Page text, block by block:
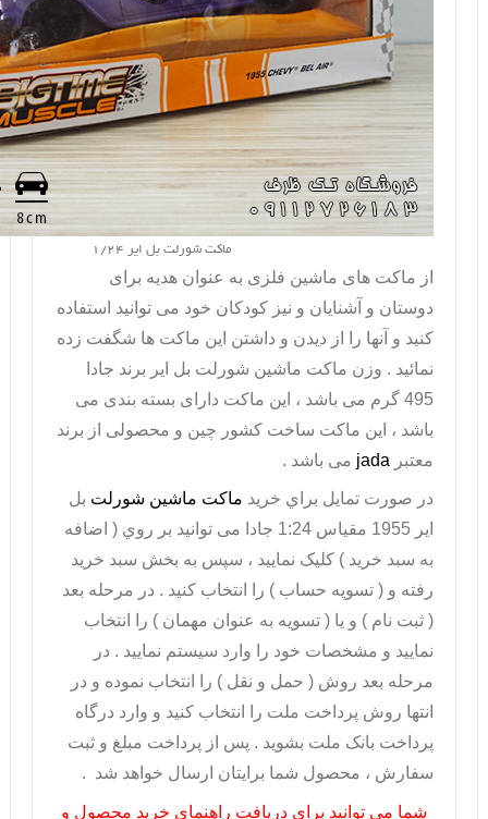
ماکت شورلت بل ایر 1/24
از ماکت های ماشین فلزی به عنوان هدیه برای
دوستان و آشنایان و نیز کودکان خود می توانید استفاده
کنید و آنها را از دیدن و داشتن این ماکت ها شگفت زده
نمائید . وزن ماکت ماشین شورلت بل ایر برند جادا
495 گرم می باشد ، این
ماکت دارای بسته بندی می
باشد ، این ماکت ساخت کشور چین و محصولی از برند
معتبر jada می باشد .
در صورت تمايل براي خريد ماکت ماشین شورلت بل
ایر 1955 مقیاس 1:24 جادا می توانيد بر روي ( اضافه
به سبد خريد ) کليک نماييد ، سپس به بخش سبد خريد
رفته و ( تسويه حساب ) را انتخاب کنيد . در مرحله بعد
( ثبت نام ) و يا ( تسويه به عنوان مهمان ) را انتخاب
نماييد و مشخصات خود را وارد سيستم نماييد . در
مرحله بعد روش ( حمل و نقل ) را انتخاب نموده و در
انتها روش پرداخت ملت را انتخاب کنيد و وارد درگاه
پرداخت بانک ملت بشويد . پس از پرداخت مبلغ و ثبت
سفارش ، محصول شما برايتان ارسال خواهد شد .
شما مي توانيد براي دريافت راهنماي خريد محصول و